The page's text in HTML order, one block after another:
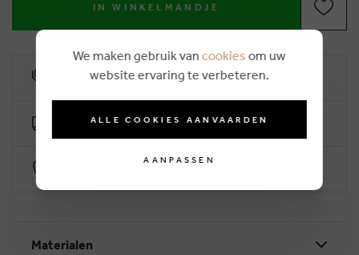
IN WINKELMANDJE
10% klantenkorting
Gratis levering vanaf €50 (2-4 werkdagen)
Materialen
We maken gebruik van cookies om uw
website ervaring te verbeteren.
ALLE COOKIES AANVAARDEN
AANPASSEN